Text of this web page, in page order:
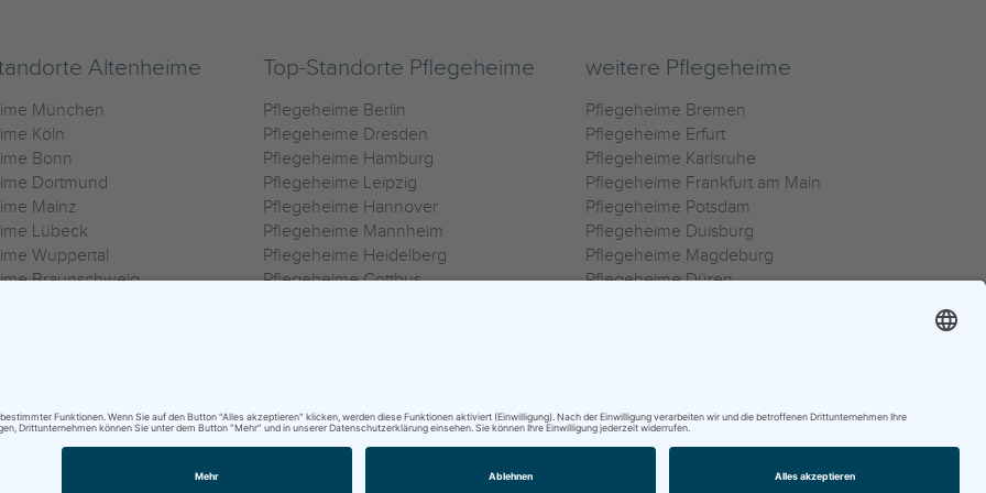
Altenheime
München
Köln
Bonn
Dortmund
Mainz
Lübeck
Wuppertal
Braunschweig
Top-Standorte Pflegeheime
Pflegeheime Berlin
Pflegeheime Dresden
Pflegeheime Hamburg
Pflegeheime Leipzig
Pflegeheime Hannover
Pflegeheime Mannheim
Pflegeheime Heidelberg
Pflegeheime Cottbus
weitere Pflegeheime
Pflegeheime Bremen
Pflegeheime Erfurt
Pflegeheime Karlsruhe
Pflegeheime Frankfurt am Main
Pflegeheime Potsdam
Pflegeheime Duisburg
Pflegeheime Magdeburg
Pflegeheime Düren
0800 800 666 0